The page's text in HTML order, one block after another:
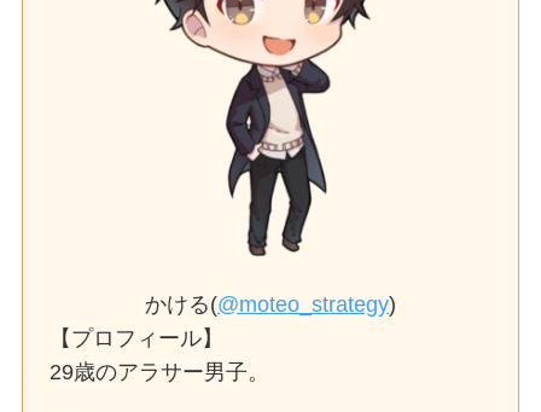
かける(@moteo_strategy)
【プロフィール】
29歳のアラサー男子。